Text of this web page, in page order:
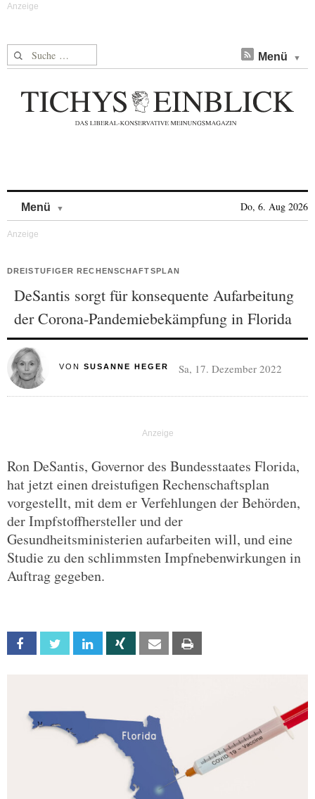
Suche nach: Menü
Menü Do, 6. Aug 2026
DREISTUFIGER RECHENSCHAFTSPLAN
DeSantis sorgt für konsequente Aufarbeitung
der Corona-Pandemiebekämpfung in Florida
VON SUSANNE HEGER Sa, 17. Dezember 2022
Ron DeSantis, Governor des Bundesstaates Florida,
hat jetzt einen dreistufigen Rechenschaftsplan
vorgestellt, mit dem er Verfehlungen der Behörden,
der Impfstoffhersteller und der
Gesundheitsministerien aufarbeiten will, und eine
Studie zu den schlimmsten Impfnebenwirkungen in
Auftrag gegeben.
Facebook Twitter Linkedin Xing Email